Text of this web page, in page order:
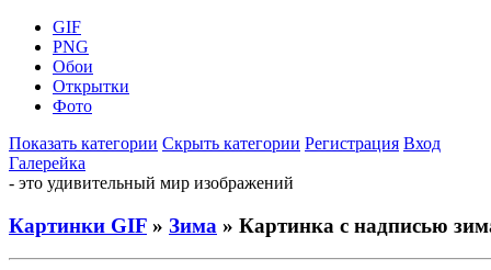
GIF
PNG
Обои
Открытки
Фото
Показать категории Скрыть категории Регистрация Вход
Галерейка
- это удивительный мир изображений
Картинки GIF » Зима » Картинка с надписью